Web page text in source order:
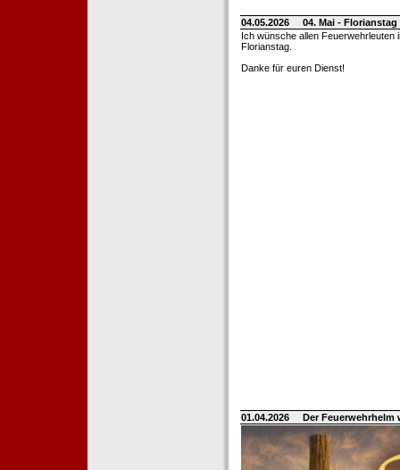
04.05.2026
04. Mai -
Ich wünsche allen Feuerwehrleuten
Florianstag.
Danke für euren Dienst!
01.04.2026 Der